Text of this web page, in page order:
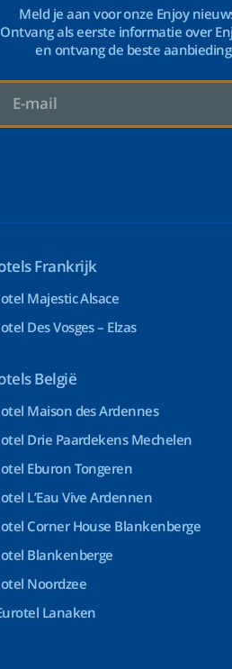
Meld je aan voor onze Enjoy
Ontvang als eerste informatie over
en ontvang de beste
Frankrijk
Majestic Alsace
Des Vosges – Elzas
België
Maison des Ardennes
Drie Paardekens Mechelen
Eburon Tongeren
L’Eau Vive Ardennen
Corner House Blankenberge
Blankenberge
Noordzee
Lanaken